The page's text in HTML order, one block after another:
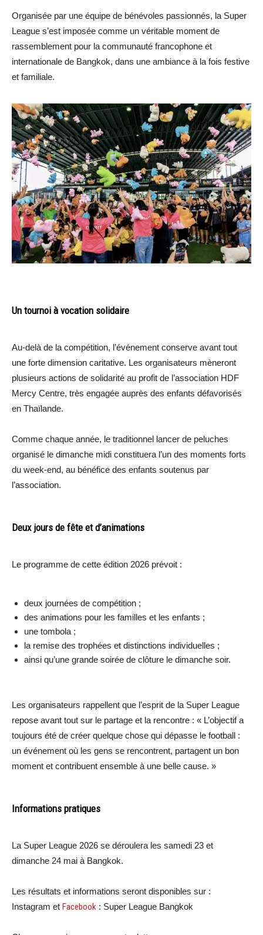
Organisée par une équipe de bénévoles passionnés, la Super
League s’est imposée comme un véritable moment de
rassemblement pour la communauté francophone et
internationale de Bangkok, dans une ambiance à la fois festive
et familiale.
Un tournoi à vocation solidaire
Au-delà de la compétition, l’événement conserve avant tout
une forte dimension caritative. Les organisateurs mèneront
plusieurs actions de solidarité au profit de l’association HDF
Mercy Centre, très engagée auprès des enfants défavorisés
en Thaïlande.
Comme chaque année, le traditionnel lancer de peluches
organisé le dimanche midi constituera l’un des moments forts
du week-end, au bénéfice des enfants soutenus par
l’association.
Deux jours de fête et d’animations
Le programme de cette édition 2026 prévoit :
deux journées de compétition ;
des animations pour les familles et les enfants ;
une tombola ;
la remise des trophées et distinctions individuelles ;
ainsi qu’une grande soirée de clôture le dimanche soir.
Les organisateurs rappellent que l’esprit de la Super League
repose avant tout sur le partage et la rencontre : « L’objectif a
toujours été de créer quelque chose qui dépasse le football :
un événement où les gens se rencontrent, partagent un bon
moment et contribuent ensemble à une belle cause. »
Informations pratiques
La Super League 2026 se déroulera les samedi 23 et
dimanche 24 mai à Bangkok.
Les résultats et informations seront disponibles sur :
Instagram et Facebook : Super League Bangkok